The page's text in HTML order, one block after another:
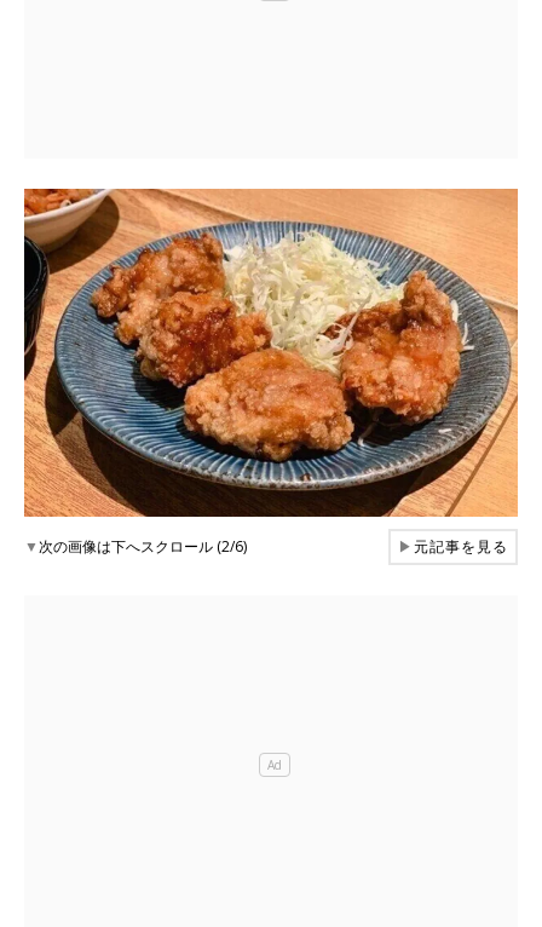
▼次の画像は下へスクロール (2/6) ▶元記事を見る